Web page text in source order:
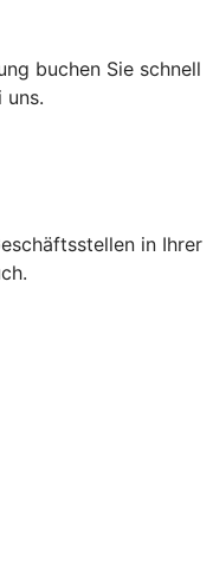
buchen Sie schnell
uns.
in Ihrer